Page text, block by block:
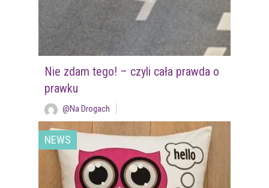
Nie zdam tego! – czyli cała prawda o
prawku
@Na Drogach
NEWS